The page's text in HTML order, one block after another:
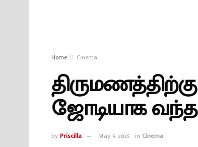
Home Cinema
ஜோடியாக
byPriscilla May 9, 2025 in Cinema